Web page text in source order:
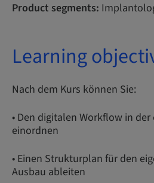
Product segments:
Learning
Nach dem Kurs können Sie:
• Den digitalen Workflow in der
einordnen
• Einen Strukturplan für den
Ausbau ableiten